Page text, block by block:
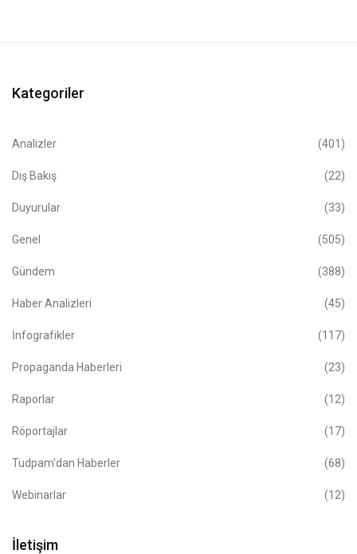
Kategoriler
Analizler (401)
Dış Bakış (22)
Duyurular (33)
Genel (505)
Gündem (388)
Haber Analizleri (45)
İnfografikler (117)
Propaganda Haberleri (23)
Raporlar (12)
Röportajlar (17)
Tudpam'dan Haberler (68)
Webinarlar (12)
İletişim